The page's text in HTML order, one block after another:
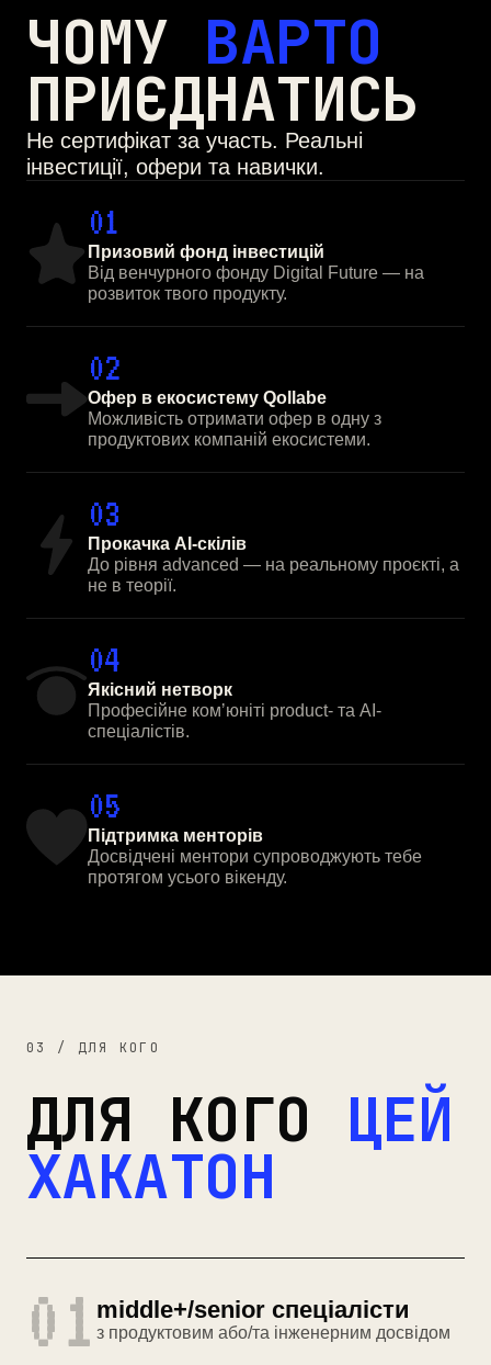
ЧОМУ ВАРТО
ПРИЄДНАТИСЬ
Не сертифікат за участь. Реальні
інвестиції, офери та навички.
01
Призовий фонд інвестицій
Від венчурного фонду Digital Future — на
розвиток твого продукту.
02
Офер в екосистему Qollabe
Можливість отримати офер в одну з
продуктових компаній екосистеми.
03
Прокачка AI-скілів
До рівня advanced — на реальному проєкті, а
не в теорії.
04
Якісний нетворк
Професійне комʼюніті product- та AI-
спеціалістів.
05
Підтримка менторів
Досвідчені ментори супроводжують тебе
протягом усього вікенду.
03 / ДЛЯ КОГО
ДЛЯ КОГО ЦЕЙ
ХАКАТОН
middle+/senior спеціалісти
з продуктовим або/та інженерним досвідом
01